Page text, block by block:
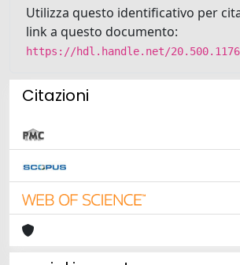
Utilizza questo identificativo per
link a questo documento:
https://hdl.handle.net/
Citazioni